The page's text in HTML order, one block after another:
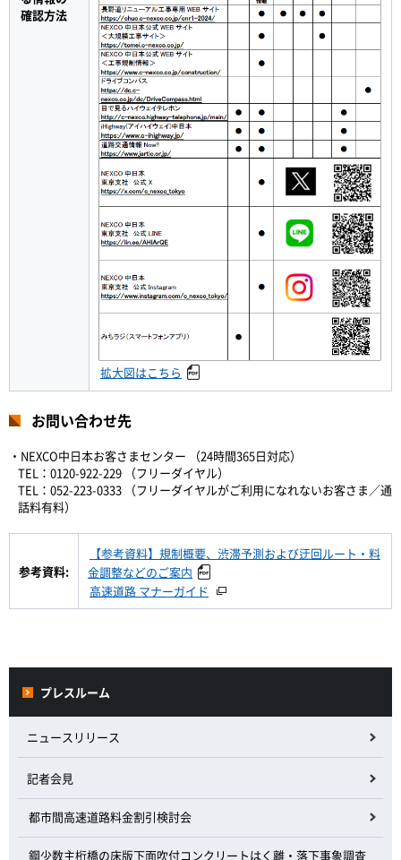
確認方法
拡大図はこちら
お問い合わせ先
・NEXCO中日本お客さまセンター （24時間365日対応）
TEL：0120-922-229 （フリーダイヤル）
TEL：052-223-0333 （フリーダイヤルがご利用になれないお客さま／通
話料有料）
参考資料:
【参考資料】規制概要、渋滞予測および迂回ルート・料
金調整などのご案内
高速道路 マナーガイド
プレスルーム
ニュースリリース
記者会見
都市間高速道路料金割引検討会
鋼少数主桁橋の床版下面吹付コンクリートはく離・落下事象調査